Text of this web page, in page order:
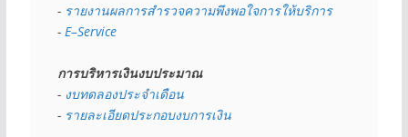
- รายงานผลการสำรวจความพึงพอใจการให้บริการ
- E–Service
การบริหารเงินงบประมาณ
- งบทดลองประจำเดือน
- รายละเอียดประกอบงบการเงิน